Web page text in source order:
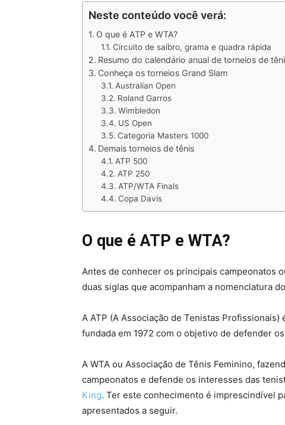
Neste conteúdo você verá:
O que é ATP e WTA?
Circuito de saibro, grama e quadra rápida
Resumo do calendário anual de torneios de
Conheça os torneios Grand Slam
Australian Open
Roland Garros
Wimbledon
US Open
Categoria Masters 1000
Demais torneios de tênis
ATP 500
ATP 250
ATP/WTA Finals
Copa Davis
O que é ATP e WTA?
Antes de conhecer os principais campeonatos
duas siglas que acompanham a nomenclatura
A ATP (A Associação de Tenistas
fundada em 1972 com o objetivo de defender
A WTA ou Associação de Tênis Feminino,
campeonatos e defende os interesses das
King. Ter este conhecimento é imprescindível
apresentados a seguir.